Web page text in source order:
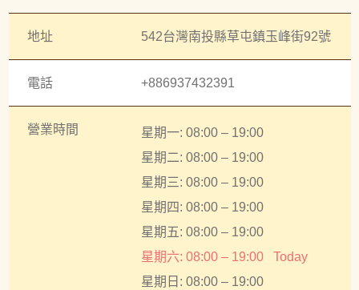
地址 542台灣南投縣草屯鎮玉峰街92號
電話 +886937432391
營業時間
星期一: 08:00 – 19:00
星期二: 08:00 – 19:00
星期三: 08:00 – 19:00
星期四: 08:00 – 19:00
星期五: 08:00 – 19:00
星期六: 08:00 – 19:00
Today
星期日: 08:00 – 19:00